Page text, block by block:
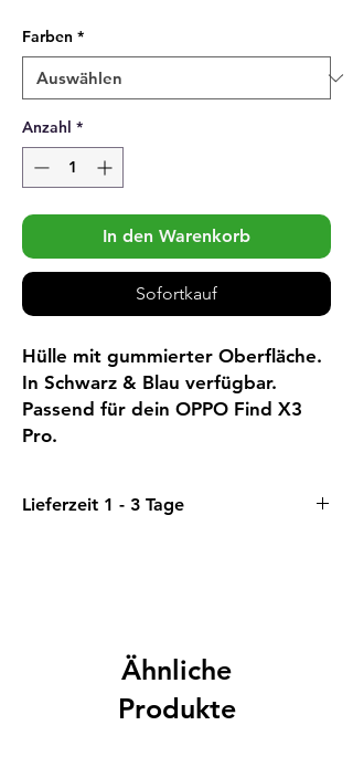
Farben *
Anzahl *
In den Warenkorb
Sofortkauf
Hülle mit gummierter Oberfläche.
In Schwarz & Blau verfügbar.
Passend für dein OPPO Find X3
Pro.
Lieferzeit 1 - 3 Tage
Ähnliche
Produkte